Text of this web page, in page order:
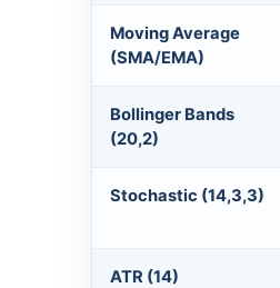
Moving Average
(SMA/EMA)
Bollinger Bands
(20,2)
Stochastic (14,3,3)
ATR (14)